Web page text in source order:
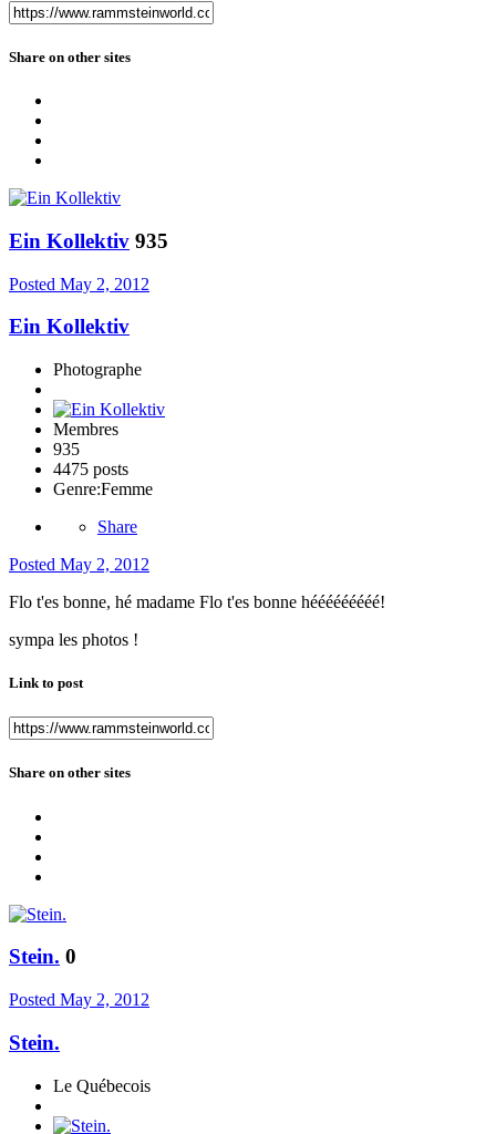
Share on other sites
Ein Kollektiv 935
Posted May 2, 2012
Ein Kollektiv
Photographe
Membres
935
4475 posts
Genre:Femme
Share
Posted May 2, 2012
Flo t'es bonne, hé madame Flo t'es bonne hééééééééé!
sympa les photos !
Link to post
Share on other sites
Stein. 0
Posted May 2, 2012
Stein.
Le Québecois